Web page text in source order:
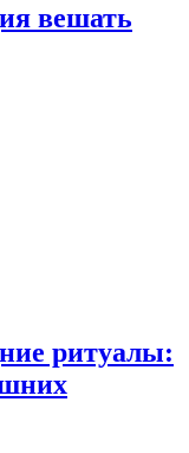
вешать
ритуалы: